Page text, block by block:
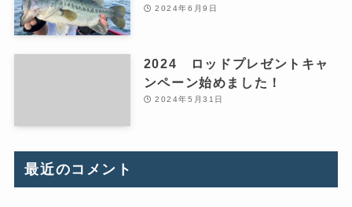
2024年6月9日
2024 ロッドプレゼントキャ
ンペーン始めました！
2024年5月31日
最近のコメント